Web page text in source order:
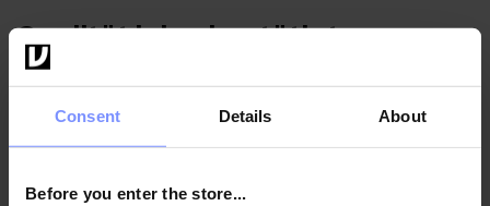
Consent Details About
Before you enter the store...
Qualität laborbestätigt
Im Interesse der Gesundheit unserer Kunden unterliegen
die von uns hergestellten Produkte regelmäßigen
aufrechtzuerhalten.